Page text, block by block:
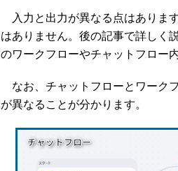
入力と出力が異なる点はありま
はありません。後の記事で詳しく
のワークフローやチャットフロー
なお、チャットフローとワーク
が異なることが分かります。